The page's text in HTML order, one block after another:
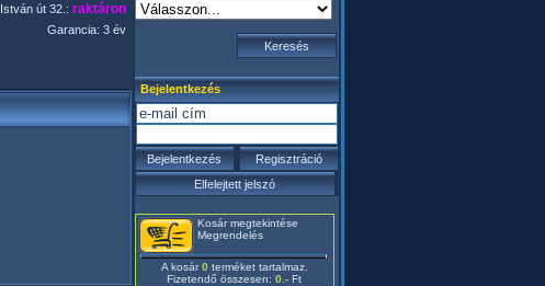
István út 32.: raktáron
Garancia: 3 év
Bejelentkezés
Kosár megtekintése
Megrendelés
A kosár0 terméket tartalmaz.
Fizetendő összesen: 0.- Ft